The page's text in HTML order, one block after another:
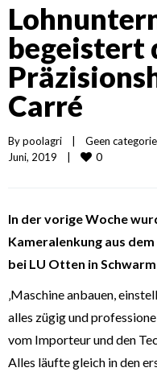
begeistert
Carré
By poolagri Geen
Juni, 2019
0
In der vorige Woche
Kameralenkung aus
bei LU Otten in
‚Maschine anbauen,
alles zügig und
vom Importeur und den
Alles läufte gleich in den